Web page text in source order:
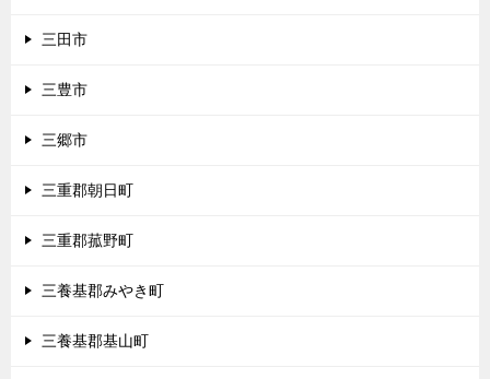
三田市
三豊市
三郷市
三重郡朝日町
三重郡菰野町
三養基郡みやき町
三養基郡基山町